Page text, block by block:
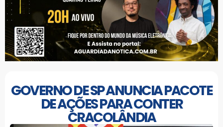
GOVERNO DE SP ANUNCIA PACOTE
DE AÇÕES PARA CONTER
CRACOLÂNDIA